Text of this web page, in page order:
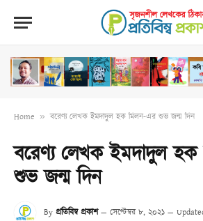
Home » বরেণ্য লেখক ইমদাদুল হক মিলন-এর শুভ জন্ম দিন
বরেণ্য লেখক ইমদাদুল
শুভ জন্ম দিন
By প্রতিবিম্ব প্রকাশ সেপ্টেম্বর ৮, ২০২১